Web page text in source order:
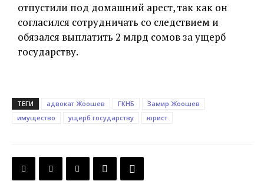
отпустили под домашний арест, так как он
согласился сотрудничать со следствием и
обязался выплатить 2 млрд сомов за ущерб
государству.
ТЕГИ адвокат Жоошев ГКНБ
Замир Жоошев
имущество
ущерб государству юрист